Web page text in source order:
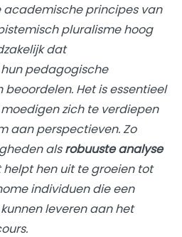
principes van
pluralisme hoog
dat
pedagogische
Het is essentieel
zich te verdiepen
aan perspectieven. Zo
alsrobuuste analyse
helpt hen uit te groeien tot
individuen die een
leveren aan het